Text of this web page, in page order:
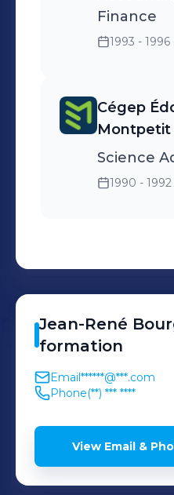
Finance
1993 - 1996
Cégep
Montpetit
Science
1990 - 1992
Jean-René
formation
Email******@***.com
Phone(**) *** ****
View Email &